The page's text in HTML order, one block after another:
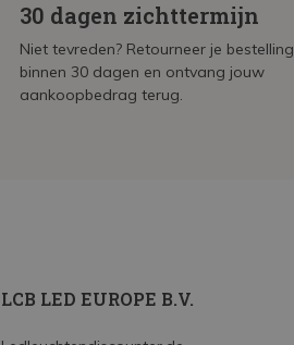
30 dagen zichttermijn
Niet tevreden? Retourneer je bestelling
binnen 30 dagen en ontvang jouw
aankoopbedrag terug.
LCB LED EUROPE B.V.